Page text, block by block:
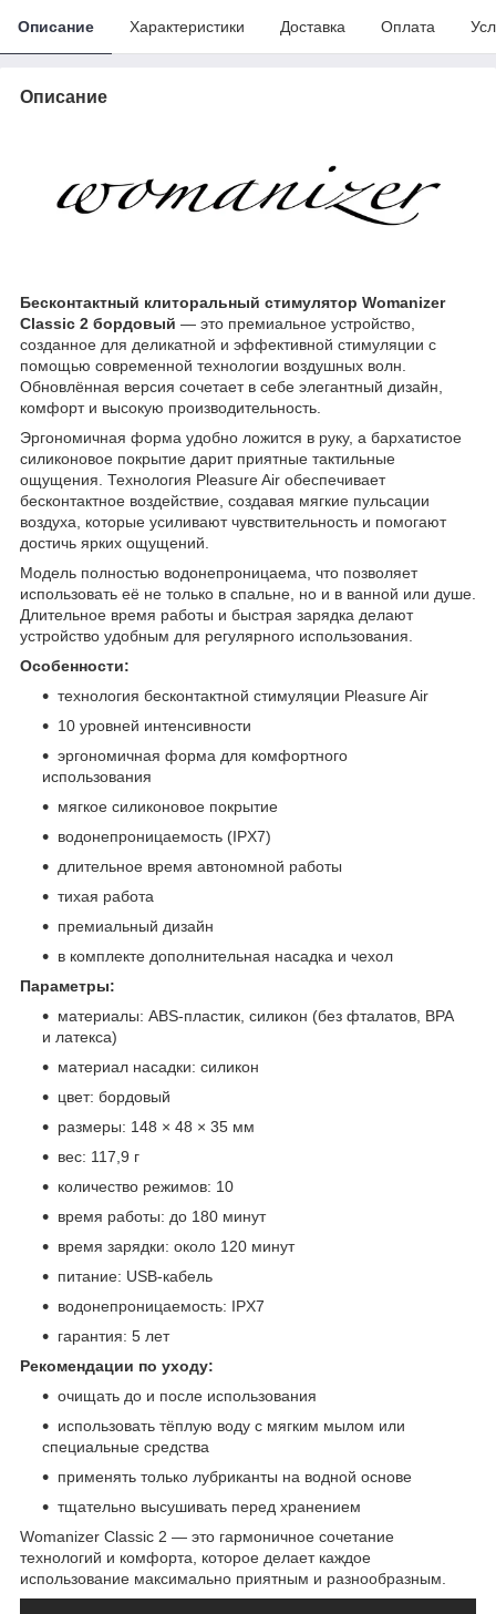
Описание Характеристики Доставка Оплата
Описание
Бесконтактный клиторальный стимулятор Womanizer
Classic 2 бордовый — это премиальное устройство,
созданное для деликатной и эффективной стимуляции с
помощью современной технологии воздушных волн.
Обновлённая версия сочетает в себе элегантный дизайн,
комфорт и высокую производительность.
Эргономичная форма удобно ложится в руку, а бархатистое
силиконовое покрытие дарит приятные тактильные
ощущения. Технология Pleasure Air обеспечивает
бесконтактное воздействие, создавая мягкие пульсации
воздуха, которые усиливают чувствительность и помогают
достичь ярких ощущений.
Модель полностью водонепроницаема, что позволяет
использовать её не только в спальне, но и в ванной или душе.
Длительное время работы и быстрая зарядка делают
устройство удобным для регулярного использования.
Особенности:
технология бесконтактной стимуляции Pleasure Air
10 уровней интенсивности
эргономичная форма для комфортного
использования
мягкое силиконовое покрытие
водонепроницаемость (IPX7)
длительное время автономной работы
тихая работа
премиальный дизайн
в комплекте дополнительная насадка и чехол
Параметры:
материалы: ABS-пластик, силикон (без фталатов, BPA
и латекса)
материал насадки: силикон
цвет: бордовый
размеры: 148 × 48 × 35 мм
вес: 117,9 г
количество режимов: 10
время работы: до 180 минут
время зарядки: около 120 минут
питание: USB-кабель
водонепроницаемость: IPX7
гарантия: 5 лет
Рекомендации по уходу:
очищать до и после использования
использовать тёплую воду с мягким мылом или
специальные средства
применять только лубриканты на водной основе
тщательно высушивать перед хранением
Womanizer Classic 2 — это гармоничное сочетание
технологий и комфорта, которое делает каждое
использование максимально приятным и разнообразным.